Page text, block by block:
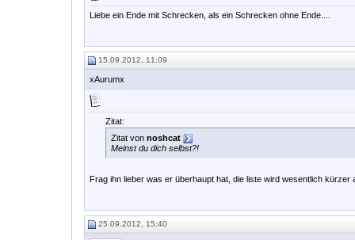
Liebe ein Ende mit Schrecken, als ein Schrecken ohne Ende....
15.09.2012, 11:09
xAurumx
Zitat:
Zitat von noshcat
Meinst du dich selbst?!
Frag ihn lieber was er überhaupt hat, die liste wird wesentlich kürzer
25.09.2012, 15:40